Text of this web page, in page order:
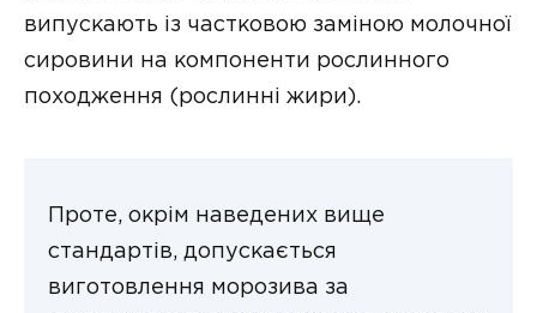
випускають із частковою заміною молочної
сировини на компоненти рослинного
походження (рослинні жири).
Проте, окрім наведених вище
стандартів, допускається
виготовлення морозива за